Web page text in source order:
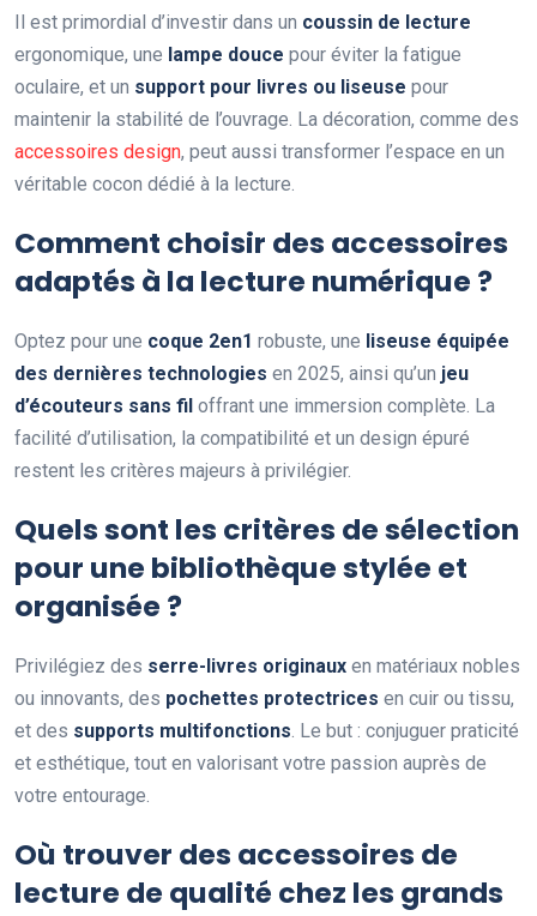
Il est primordial d’investir dans un coussin de lecture
ergonomique, une lampe douce pour éviter la fatigue
oculaire, et un support pour livres ou liseuse pour
maintenir la stabilité de l’ouvrage. La décoration, comme des
accessoires design, peut aussi transformer l’espace en un
véritable cocon dédié à la lecture.
Comment choisir des accessoires
adaptés à la lecture numérique ?
Optez pour une coque 2en1 robuste, une liseuse équipée
des dernières technologies en 2025, ainsi qu’un jeu
d’écouteurs sans fil offrant une immersion complète. La
facilité d’utilisation, la compatibilité et un design épuré
restent les critères majeurs à privilégier.
Quels sont les critères de sélection
pour une bibliothèque stylée et
organisée ?
Privilégiez des serre-livres originaux en matériaux nobles
ou innovants, des pochettes protectrices en cuir ou tissu,
et des supports multifonctions. Le but : conjuguer praticité
et esthétique, tout en valorisant votre passion auprès de
votre entourage.
Où trouver des accessoires de
lecture de qualité chez les grands